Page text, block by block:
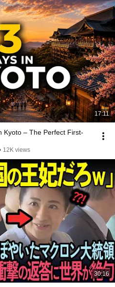
17:11
Kyoto – The Perfect First-
12K views
30:16